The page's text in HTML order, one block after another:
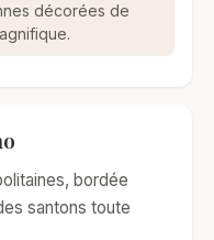
décorées de
bordée
santons toute